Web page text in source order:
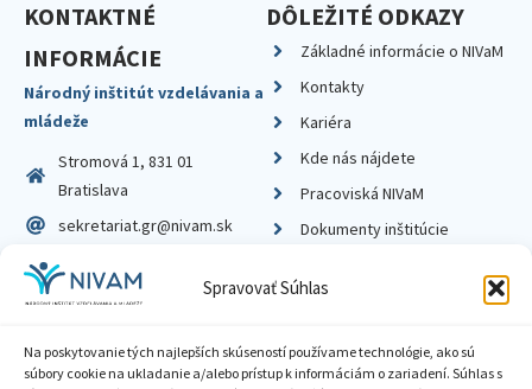
Spravovať Súhlas
Na poskytovanie tých najlepších skúseností používame technológie, ako sú
súbory cookie na ukladanie a/alebo prístup k informáciám o zariadení. Súhlas s
KONTAKTNÉ
INFORMÁCIE
Národný inštitút vzdelávania a
mládeže
Stromová 1, 831 01
Bratislava
sekretariat.gr@nivam.sk
IČO: 00164348
DIČ: 2020798714
DÔLEŽITÉ ODKAZY
Základné informácie o NIVaM
Kontakty
Kariéra
Kde nás nájdete
Pracoviská NIVaM
Dokumenty inštitúcie